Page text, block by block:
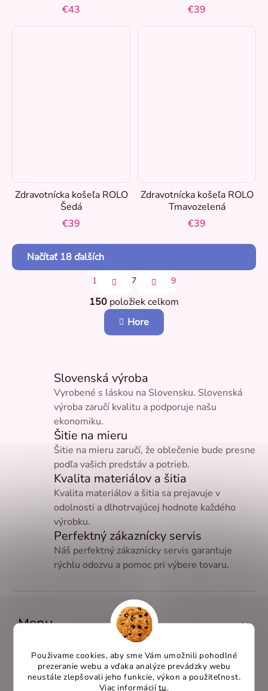
Použivame cookies, aby sme Vám umožnili pohodlné
prezeranie webu a vďaka analýze prevádzky webu
neustále zlepšovali jeho funkcie, výkon a použiteľnost.
Viac informáciítu.
€43
€39
Zdravotnícka košeľa ROLO
Šedá
€39
Zdravotnícka košeľa ROLO
Tmavozelená
€39
v
l
á
d
i
e
p
r
v
ý
p
s
u
Načítať 18 ďalších
S
t
r
á
n
k
o
i
e
1 7 9
150 položiek celkom
Hore
Slovenská výroba
Vyrobené s láskou na Slovensku. Slovenská
výroba zaručí kvalitu a podporuje našu
ekonomiku.
Šitie na mieru
Šitie na mieru zaručí, že oblečenie bude presne
podľa vašich predstáv a potrieb.
Kvalita materiálov a šitia
Kvalita materiálov a šitia sa prejavuje v
odolnosti a dlhotrvajúcej hodnote každého
výrobku.
Perfektný zákaznícky servis
Náš perfektný zákaznícky servis garantuje
rýchlu odozvu a pomoc pri výbere tovaru.
Menu
Obľúbené kategórie
Dôležité odkazy